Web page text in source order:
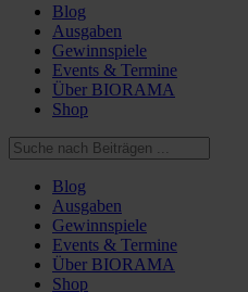
Blog
Ausgaben
Gewinnspiele
Events & Termine
Über BIORAMA
Shop
Blog
Ausgaben
Gewinnspiele
Events & Termine
Über BIORAMA
Shop